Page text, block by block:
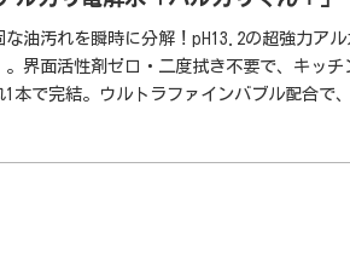
な油汚れを瞬時に分解！pH13.2の超強力ア
。界面活性剤ゼロ・二度拭き不要で、キッ
1本で完結。ウルトラファインバブル配合で